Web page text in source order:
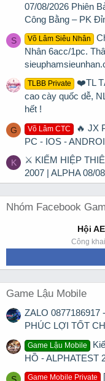
07/08/2026 Phiên
Công Bằng – PK
S Võ Lâm Siêu Nhân
Nhân 6acc/1pc.
TLBB Private
❤️TL
cao cày quốc dễ,
hết !
G Võ Lâm CTC
🔥 JX
PC - IOS -
K
⚔ KIẾM HIỆP
2007 | ALPHA 08/
Nhóm Facebook
Hội
Công
Game Lậu Mobile
ZALO
PHÚC LỢI TỐT
Game Lậu Mobile
HỒ - ALPHATEST
S Game Mobile Private